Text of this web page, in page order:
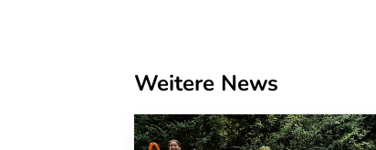
Weitere News